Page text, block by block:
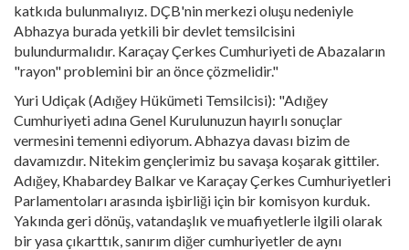
katkıda bulunmalıyız. DÇB'nin merkezi oluşu nedeniyle
Abhazya burada yetkili bir devlet temsilcisini
bulundurmalıdır. Karaçay Çerkes Cumhuriyeti de Abazaların
"rayon" problemini bir an önce çözmelidir."
Yuri Udiçak (Adığey Hükümeti Temsilcisi): "Adığey
Cumhuriyeti adına Genel Kurulunuzun hayırlı sonuçlar
vermesini temenni ediyorum. Abhazya davası bizim de
davamızdır. Nitekim gençlerimiz bu savaşa koşarak gittiler.
Adığey, Khabardey Balkar ve Karaçay Çerkes Cumhuriyetleri
Parlamentoları arasında işbirliği için bir komisyon kurduk.
Yakında geri dönüş, vatandaşlık ve muafiyetlerle ilgili olarak
bir yasa çıkarttık, sanırım diğer cumhuriyetler de aynı